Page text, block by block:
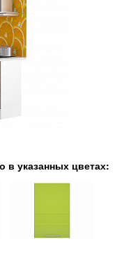
в указанных цветах: